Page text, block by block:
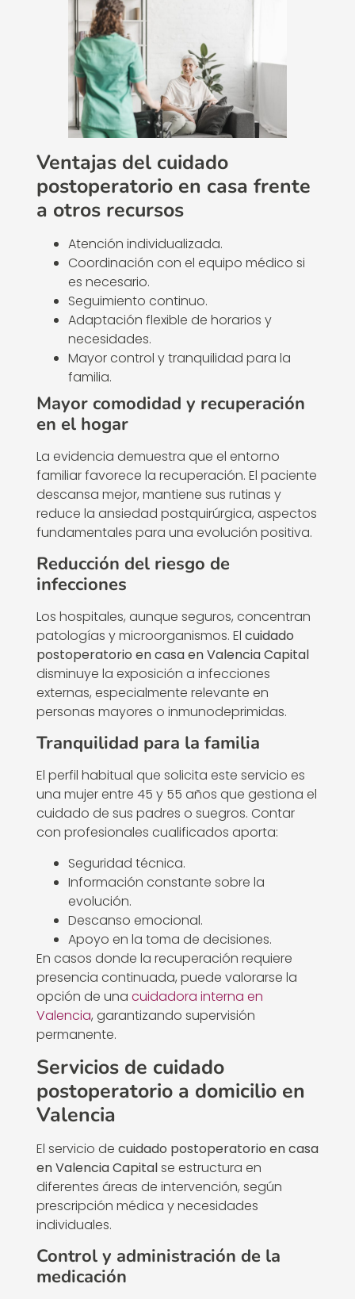
Ventajas del cuidado
postoperatorio en casa frente
a otros recursos
Atención individualizada.
Coordinación con el equipo médico si
es necesario.
Seguimiento continuo.
Adaptación flexible de horarios y
necesidades.
Mayor control y tranquilidad para la
familia.
Mayor comodidad y recuperación
en el hogar
La evidencia demuestra que el entorno
familiar favorece la recuperación. El paciente
descansa mejor, mantiene sus rutinas y
reduce la ansiedad postquirúrgica, aspectos
fundamentales para una evolución positiva.
Reducción del riesgo de
infecciones
Los hospitales, aunque seguros, concentran
patologías y microorganismos. El cuidado
postoperatorio en casa en Valencia Capital
disminuye la exposición a infecciones
externas, especialmente relevante en
personas mayores o inmunodeprimidas.
Tranquilidad para la familia
El perfil habitual que solicita este servicio es
una mujer entre 45 y 55 años que gestiona el
cuidado de sus padres o suegros. Contar
con profesionales cualificados aporta:
Seguridad técnica.
Información constante sobre la
evolución.
Descanso emocional.
Apoyo en la toma de decisiones.
En casos donde la recuperación requiere
presencia continuada, puede valorarse la
opción de una cuidadora interna en
Valencia, garantizando supervisión
permanente.
Servicios de cuidado
postoperatorio a domicilio en
Valencia
El servicio de cuidado postoperatorio en casa
en Valencia Capitalse estructura en
diferentes áreas de intervención, según
prescripción médica y necesidades
individuales.
Control y administración de la
medicación